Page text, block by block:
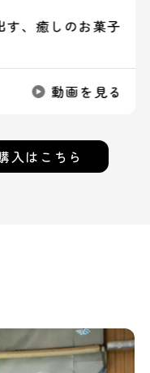
す、癒しのお菓子
動画を見る
入はこちら